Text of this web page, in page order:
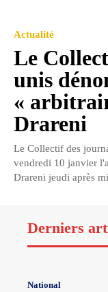
Actualité
Le
unis
«
Drareni
Le Collectif des
vendredi 10 janvier
Drareni jeudi après
Derniers
National